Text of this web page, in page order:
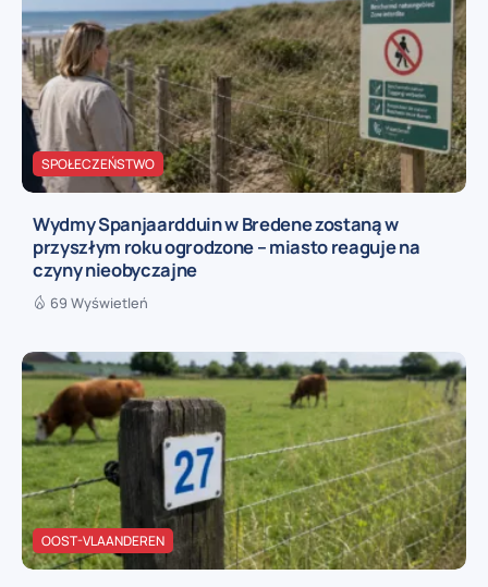
SPOŁECZEŃSTWO
Wydmy Spanjaardduin w Bredene zostaną w
przyszłym roku ogrodzone – miasto reaguje na
czyny nieobyczajne
69 Wyświetleń
OOST-VLAANDEREN